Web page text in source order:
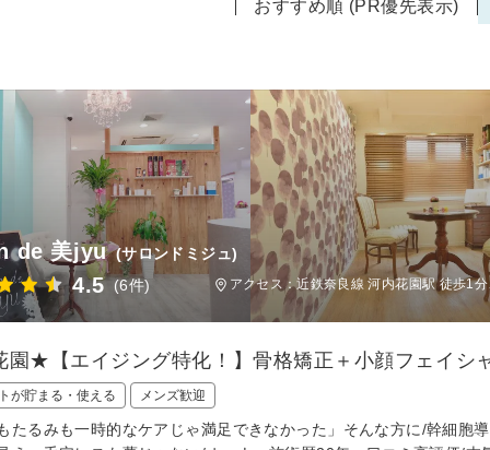
おすすめ順 (PR優先表示)
de 美jyu (サロンドミジュ)
4.5 (6件) アクセス：近鉄奈良線 河内花園駅 徒歩1
園★【エイジング特化！】骨格矯正＋小顔フェイ
が貯まる・使える メンズ歓迎
たるみも一時的なケアじゃ満足できなかった」そんな方に/幹細胞